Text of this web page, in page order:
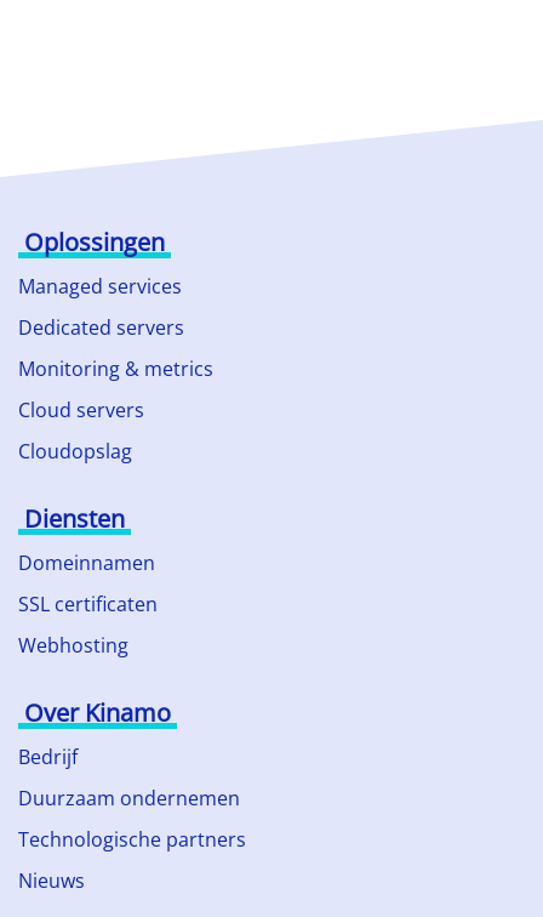
Oplossingen
Managed services
Dedicated servers
Monitoring & metrics
Cloud servers
Cloudopslag
Diensten
Domeinnamen
SSL certificaten
Webhosting
Over Kinamo
Bedrijf
Duurzaam ondernemen
Technologische partners
Nieuws